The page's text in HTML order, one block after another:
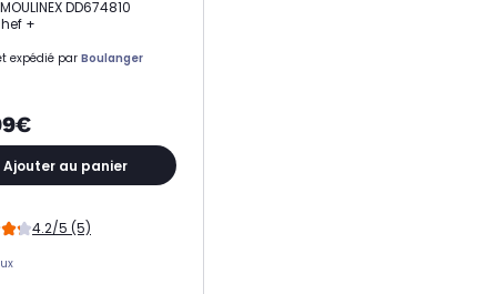
DD674810
+
expédié par Boulanger
Ajouter au panier
4.2/5 (5)